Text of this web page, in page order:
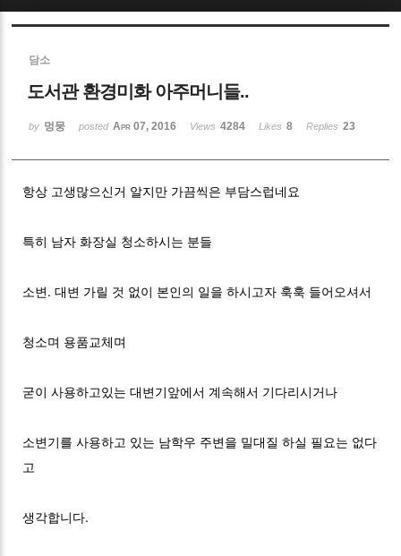
담소
도서관 환경미화 아주머니들..
by 멍뭉 posted Apr 07, 2016 Views 4284 Likes 8 Replies 23
항상 고생많으신거 알지만 가끔씩은 부담스럽네요
특히 남자 화장실 청소하시는 분들
소변. 대변 가릴 것 없이 본인의 일을 하시고자 훅훅 들어오셔서
청소며 용품교체며
굳이 사용하고있는 대변기앞에서 계속해서 기다리시거나
소변기를 사용하고 있는 남학우 주변을 밀대질 하실 필요는 없다
고
생각합니다.
Sketchbook5, 스케치북5
Sketchbook5, 스케치북5